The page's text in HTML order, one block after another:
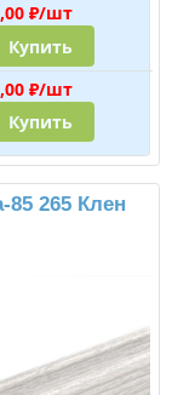
₽/шт
Купить
₽/шт
Купить
265 Клен